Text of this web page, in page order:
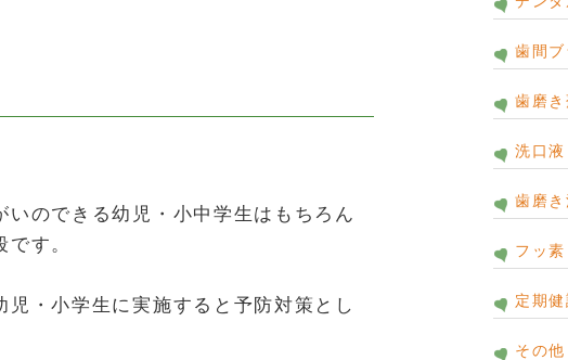
のできる幼児・小中学生はもちろん
す。
・小学生に実施すると予防対策とし
歯間ブ
歯磨き
洗口液
歯磨き
フッ素
定期
その他